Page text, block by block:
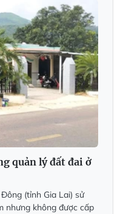
quản lý đất đai ở
(tỉnh Gia Lai) sử
nhưng không được cấp